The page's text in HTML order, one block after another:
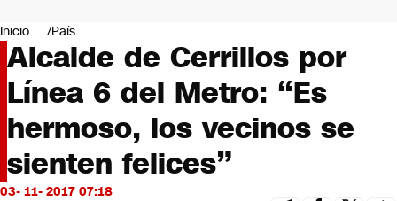
Negocios
Deportes
Programas completos
Cultura
Servicios
Bits
CNN tiempo
Futuro 360
Inicio País
Alcalde de Cerrillos por
Línea 6 del Metro: “Es
hermoso, los vecinos se
sienten felices”
03- 11- 2017 07:18